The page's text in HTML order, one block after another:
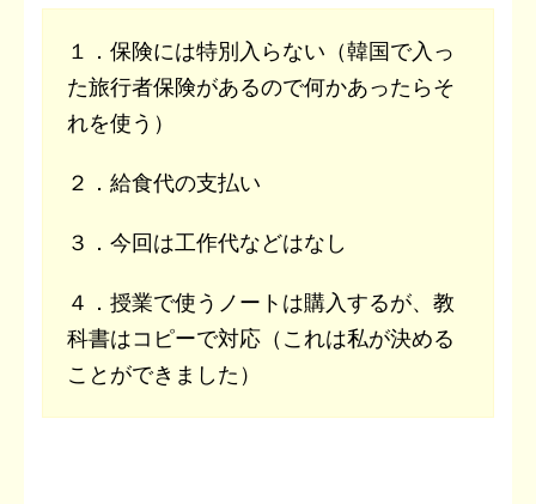
１．保険には特別入らない（韓国で入っ
た旅行者保険があるので何かあったらそ
れを使う）
２．給食代の支払い
３．今回は工作代などはなし
４．授業で使うノートは購入するが、教
科書はコピーで対応（これは私が決める
ことができました）